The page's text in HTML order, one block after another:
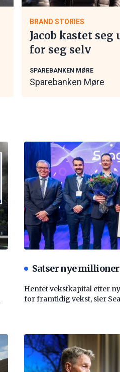
BRAND STORIES
Jacob kastet
for seg selv
SPAREBANKEN MØRE
Sparebanken Møre
Satser nye
Hentet vekstkapital etter
for framtidig vekst, sier